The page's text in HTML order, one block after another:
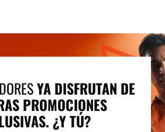
YA DISFRUTAN DE
PROMOCIONES
¿Y TÚ?